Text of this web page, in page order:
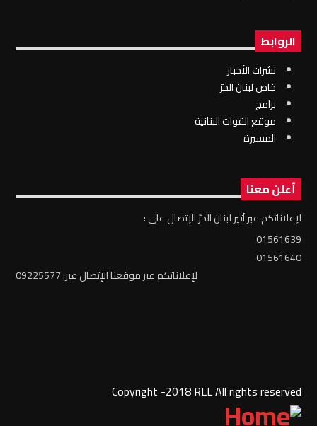
الروابط
نشرات الأخبار
خاص لبنان الحرّ
برامج
موقع القوات البنانية
المسيرة
أعلن معنا
لإعلاناتكم عبر أثير لبنان الحرّ الإتصال على :
01561639
01561640
لإعلاناتكم عبر موقعنا الإتصال عبر: 09225577
Copyright -2018 RLL All rights reserved